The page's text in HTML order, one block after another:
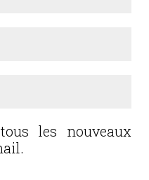
les nouveaux